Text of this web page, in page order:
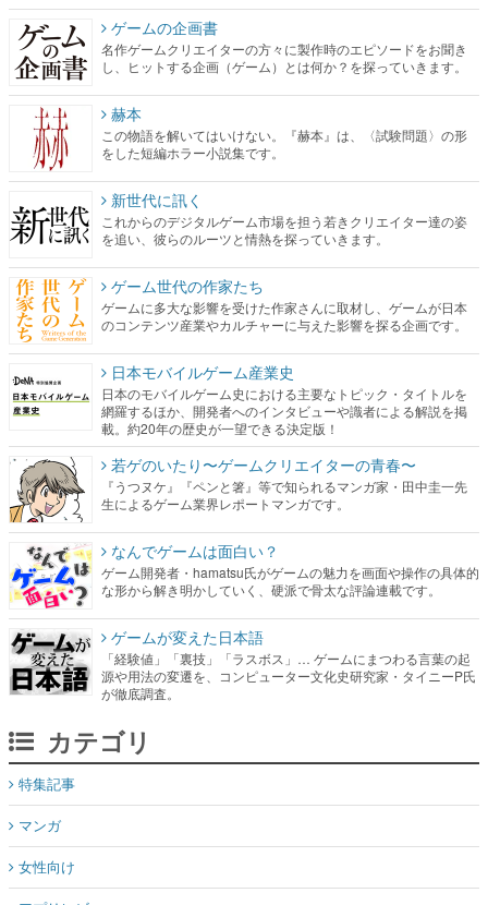
ゲームの企画書
名作ゲームクリエイターの方々に製作時のエピソードをお聞き
し、ヒットする企画（ゲーム）とは何か？を探っていきます。
赫本
この物語を解いてはいけない。『赫本』は、〈試験問題〉の形
をした短編ホラー小説集です。
新世代に訊く
これからのデジタルゲーム市場を担う若きクリエイター達の姿
を追い、彼らのルーツと情熱を探っていきます。
ゲーム世代の作家たち
ゲームに多大な影響を受けた作家さんに取材し、ゲームが日本
のコンテンツ産業やカルチャーに与えた影響を探る企画です。
日本モバイルゲーム産業史
日本のモバイルゲーム史における主要なトピック・タイトルを
網羅するほか、開発者へのインタビューや識者による解説を掲
載。約20年の歴史が一望できる決定版！
若ゲのいたり〜ゲームクリエイターの青春〜
『うつヌケ』『ペンと箸』等で知られるマンガ家・田中圭一先
生によるゲーム業界レポートマンガです。
なんでゲームは面白い？
ゲーム開発者・hamatsu氏がゲームの魅力を画面や操作の具体的
な形から解き明かしていく、硬派で骨太な評論連載です。
ゲームが変えた日本語
「経験値」「裏技」「ラスボス」… ゲームにまつわる言葉の起
源や用法の変遷を、コンピューター文化史研究家・タイニーP氏
が徹底調査。
カテゴリ
特集記事
マンガ
女性向け